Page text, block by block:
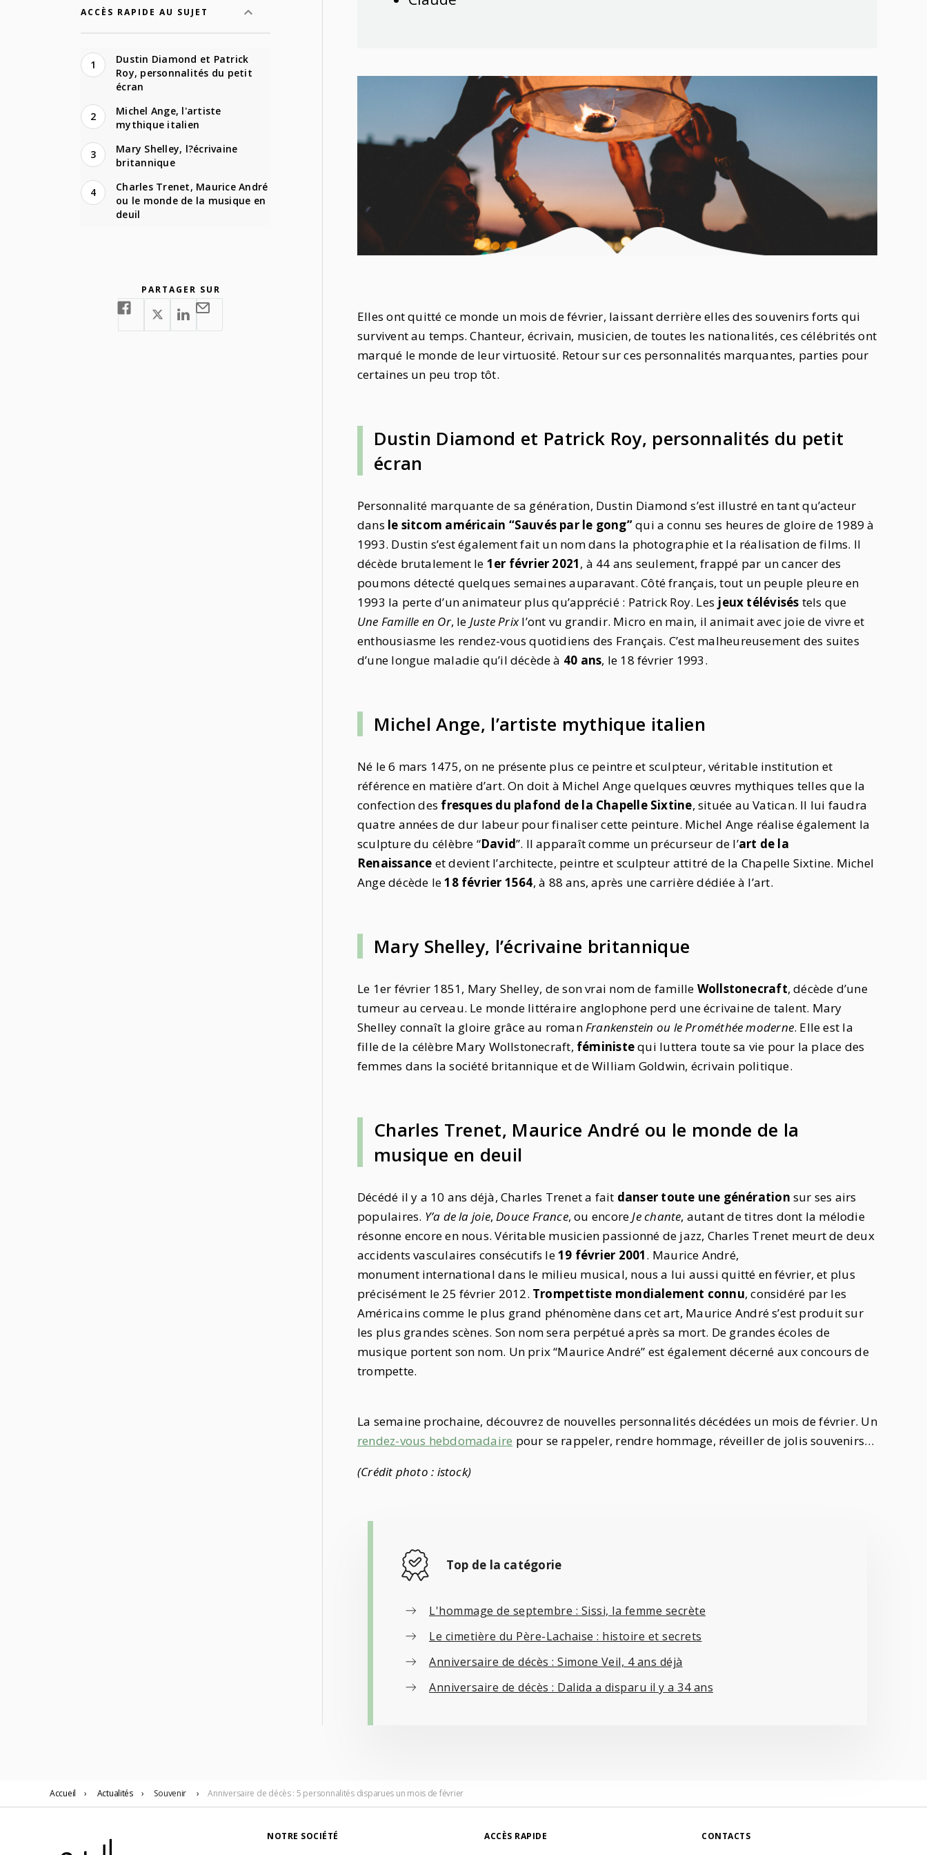
ACCÈS RAPIDE AU SUJET
1
Dustin Diamond et Patrick
Roy, personnalités du petit
écran
2
Michel Ange, l'artiste
mythique italien
3
Mary Shelley, l?écrivaine
britannique
4
Charles Trenet, Maurice André
ou le monde de la musique en
deuil
PARTAGER SUR
Elles ont quitté ce monde un mois de février, laissant derrière elles des souvenirs forts qui
survivent au temps. Chanteur, écrivain, musicien, de toutes les nationalités, ces célébrités ont
marqué le monde de leur virtuosité. Retour sur ces personnalités marquantes, parties pour
certaines un peu trop tôt.
Dustin Diamond et Patrick Roy, personnalités du petit
écran
Personnalité marquante de sa génération, Dustin Diamond s’est illustré en tant qu’acteur
dans le sitcom américain “Sauvés par le gong”qui a connu ses heures de gloire de 1989 à
1993. Dustin s’est également fait un nom dans la photographie et la réalisation de films. Il
décède brutalement le 1er février 2021, à 44 ans seulement, frappé par un cancer des
poumons détecté quelques semaines auparavant. Côté français, tout un peuple pleure en
1993 la perte d’un animateur plus qu’apprécié : Patrick Roy. Les jeux télévisés tels que
Une Famille en Or, le Juste Prixl’ont vu grandir. Micro en main, il animait avec joie de vivre et
enthousiasme les rendez-vous quotidiens des Français. C’est malheureusement des suites
d’une longue maladie qu’il décède à 40 ans, le 18 février 1993.
Michel Ange, l’artiste mythique italien
Né le 6 mars 1475, on ne présente plus ce peintre et sculpteur, véritable institution et
référence en matière d’art. On doit à Michel Ange quelques œuvres mythiques telles que la
confection des fresques du plafond de la Chapelle Sixtine, située au Vatican. Il lui faudra
quatre années de dur labeur pour finaliser cette peinture. Michel Ange réalise également la
sculpture du célèbre “David”. Il apparaît comme un précurseur de l’art de la
Renaissance et devient l’architecte, peintre et sculpteur attitré de la Chapelle Sixtine. Michel
Ange décède le18 février 1564, à 88 ans, après une carrière dédiée à l’art.
Mary Shelley, l’écrivaine britannique
Le 1er février 1851, Mary Shelley, de son vrai nom de famille Wollstonecraft, décède d’une
tumeur au cerveau. Le monde littéraire anglophone perd une écrivaine de talent. Mary
Shelley connaît la gloire grâce au romanFrankenstein ou le Prométhée moderne. Elle est la
fille de la célèbre Mary Wollstonecraft, féministequi luttera toute sa vie pour la place des
femmes dans la société britannique et de William Goldwin, écrivain politique.
Charles Trenet, Maurice André ou le monde de la
musique en deuil
Décédé il y a 10 ans déjà, Charles Trenet a fait danser toute une génération sur ses airs
populaires. Y’a de la joie,Douce France, ou encoreJe chante, autant de titres dont la mélodie
résonne encore en nous. Véritable musicien passionné de jazz, Charles Trenet meurt de deux
accidents vasculaires consécutifs le19 février 2001. Maurice André,
monument international dans le milieu musical, nous a lui aussi quitté en février, et plus
précisément le 25 février 2012. Trompettiste mondialement connu, considéré par les
Américains comme le plus grand phénomène dans cet art, Maurice André s’est produit sur
les plus grandes scènes. Son nom sera perpétué après sa mort. De grandes écoles de
musique portent son nom. Un prix “Maurice André” est également décerné aux concours de
trompette.
La semaine prochaine, découvrez de nouvelles personnalités décédées un mois de février. Un
rendez-vous hebdomadaire pour se rappeler, rendre hommage, réveiller de jolis souvenirs…
(Crédit photo : istock)
Top de la catégorie
L'hommage de septembre : Sissi, la femme secrète
Le cimetière du Père-Lachaise : histoire et secrets
Anniversaire de décès : Simone Veil, 4 ans déjà
Anniversaire de décès : Dalida a disparu il y a 34 ans
Accueil › Actualités › Souvenir › Anniversaire de décès : 5 personnalités disparues un mois de février
NOTRE SOCIÉTÉ ACCÈS RAPIDE CONTACTS